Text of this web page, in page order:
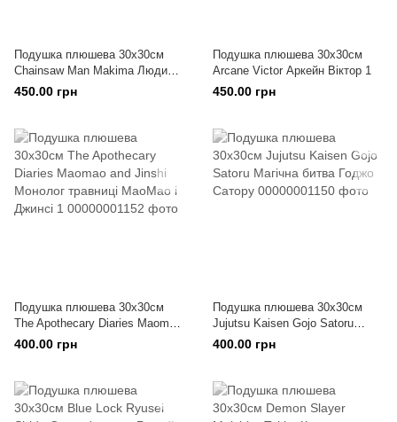
Подушка плюшева 30х30см
Chainsaw Man Makima Людина-
бензопила Макіма 1
450.00 грн
Подушка плюшева 30х30см
Arcane Victor Аркейн Віктор 1
450.00 грн
Подушка плюшева 30х30см
The Apothecary Diaries Maomao
and Jinshi Монолог травниці
МаоМао і Джинсі 1
400.00 грн
Подушка плюшева 30х30см
Jujutsu Kaisen Gojo Satoru
Магічна битва Годжо Сатору
400.00 грн